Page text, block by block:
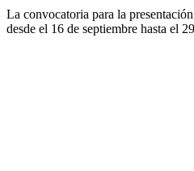
La convocatoria para la
desde el 16 de septiembre hasta el